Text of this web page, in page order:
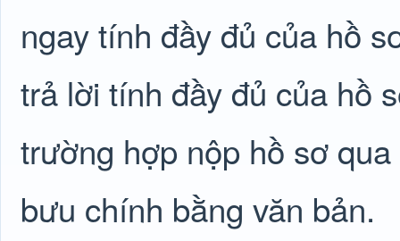
ngay tính đầy đủ của hồ
trả lời tính đầy đủ của hồ
trường hợp nộp hồ sơ
bưu chính bằng văn bản.